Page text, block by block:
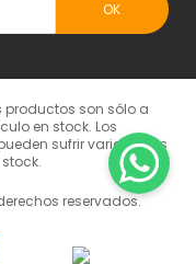
productos son sólo a
en stock. Los
sufrir variaciones
reservados.